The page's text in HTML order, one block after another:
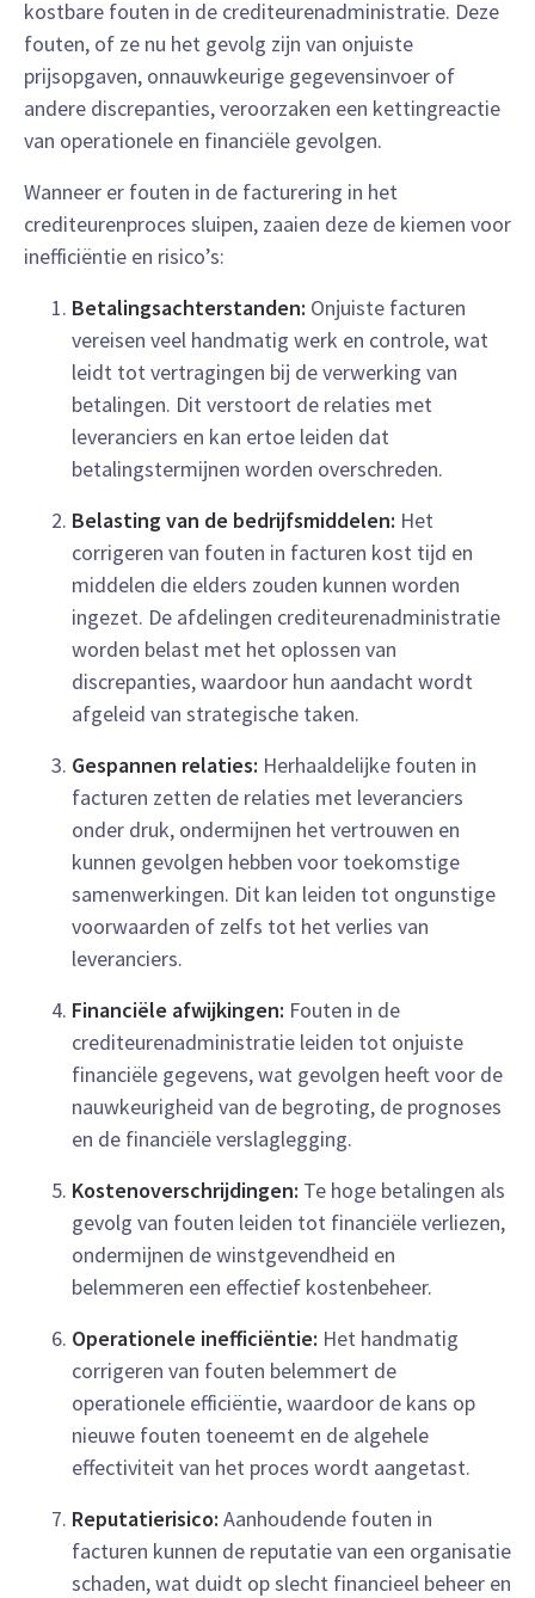
kostbare fouten in de crediteurenadministratie. Deze
fouten, of ze nu het gevolg zijn van onjuiste
prijsopgaven, onnauwkeurige gegevensinvoer of
andere discrepanties, veroorzaken een kettingreactie
van operationele en financiële gevolgen.
Wanneer er fouten in de facturering in het
crediteurenproces sluipen, zaaien deze de kiemen voor
inefficiëntie en risico’s:
Betalingsachterstanden: Onjuiste facturen
vereisen veel handmatig werk en controle, wat
leidt tot vertragingen bij de verwerking van
betalingen. Dit verstoort de relaties met
leveranciers en kan ertoe leiden dat
betalingstermijnen worden overschreden.
Belasting van de bedrijfsmiddelen: Het
corrigeren van fouten in facturen kost tijd en
middelen die elders zouden kunnen worden
ingezet. De afdelingen crediteurenadministratie
worden belast met het oplossen van
discrepanties, waardoor hun aandacht wordt
afgeleid van strategische taken.
Gespannen relaties: Herhaaldelijke fouten in
facturen zetten de relaties met leveranciers
onder druk, ondermijnen het vertrouwen en
kunnen gevolgen hebben voor toekomstige
samenwerkingen. Dit kan leiden tot ongunstige
voorwaarden of zelfs tot het verlies van
leveranciers.
Financiële afwijkingen: Fouten in de
crediteurenadministratie leiden tot onjuiste
financiële gegevens, wat gevolgen heeft voor de
nauwkeurigheid van de begroting, de prognoses
en de financiële verslaglegging.
Kostenoverschrijdingen: Te hoge betalingen als
gevolg van fouten leiden tot financiële verliezen,
ondermijnen de winstgevendheid en
belemmeren een effectief kostenbeheer.
Operationele inefficiëntie: Het handmatig
corrigeren van fouten belemmert de
operationele efficiëntie, waardoor de kans op
nieuwe fouten toeneemt en de algehele
effectiviteit van het proces wordt aangetast.
Reputatierisico: Aanhoudende fouten in
facturen kunnen de reputatie van een organisatie
schaden, wat duidt op slecht financieel beheer en